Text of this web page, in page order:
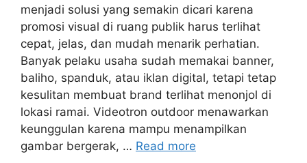
menjadi solusi yang semakin dicari karena
promosi visual di ruang publik harus terlihat
cepat, jelas, dan mudah menarik perhatian.
Banyak pelaku usaha sudah memakai banner,
baliho, spanduk, atau iklan digital, tetapi tetap
kesulitan membuat brand terlihat menonjol di
lokasi ramai. Videotron outdoor menawarkan
keunggulan karena mampu menampilkan
gambar bergerak, … Read more